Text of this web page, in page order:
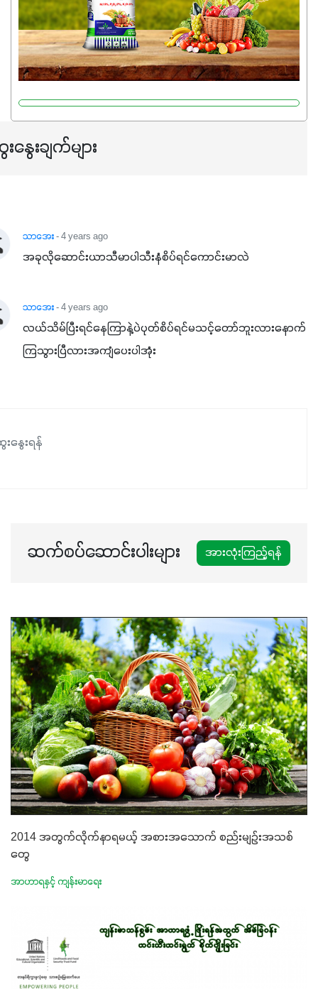
သင့်တော်တဲ့ Phosphorus 7%ပါဝင်မှုကြောင့် အပင်ရဲ့ အမြစ်
ဖွဲ့စည်းတည်ဆောက်မှုကို ပို၍သန်မာလာအောင် အားပေးပါ
တယ်။ ဒါ့အပြင် ပန်းပွင့်ခြင်း၊အသီးသီးခြင်း၊အစေ့တည်ခြင်း
လုပ်ငန်းစဉ်များကိုလည်း အားပေးပါတယ်။ လုံလောက်တဲ့
အရသာ ပိုမိုကောင်းမွန်စေဖို့အတွက် လိုအပ်တဲ့အာဟာရဓာတ်
ဖြစ်ပါတယ်။ ဟူးမစ်အက်စစ်ပါဝင်ပေါင်းစပ်ထားတဲ့အတွက်
နှံစားသီးနှံများ၊ပဲအမျိုးမျိုး၊ဟင်းသီးဟင်းရွက်နဲ့ ဥယျာဉ်ခြံသီးနှံ
အားလုံးမှာ အသုံးပြုနိုင်တယ်ဆိုတော့ တစ်မျိုးတည်းနဲ့ အားလုံး
မတ်သီးစုံကို သုံးကြပါစို့....
နွေးချက်များ
သာအေး- 4 years ago
အခုလိုဆောင်းယာသီမာပါသီးနံစိပ်ရင်ကောင်းမာလဲ
သာအေး- 4 years ago
လယ်သိမ်ပြီးရင်နေကြာနဲ့ပဲပုတ်စိပ်ရင်မသင့်တော်ဘူးလားနောက်
ကြသွားပြီလားအကျံပေးပါအုံး
နွေးရန်
ဆက်စပ်ဆောင်းပါးများ အားလုံးကြည့်ရန်
2014 အတွက်လိုက်နာရမယ့် အစားအသောက် စည်းမျဉ်းအသစ်
တွေ
အာဟာရနှင့် ကျန်းမာရေး